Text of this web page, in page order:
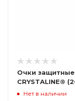
Очки защитные
CRYSTALINE®
Нет в наличии